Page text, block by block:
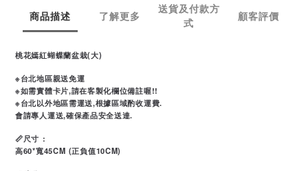
商品描述 了解更多
送貨及付款方
式
顧客評價
桃花嫣紅蝴蝶蘭盆栽(大)
※台北地區親送免運
※如需實體卡片,請在客製化欄位備註喔!!
※台北以外地區需運送,根據區域酌收運費.
會請專人運送,確保產品安全送達.
📏尺寸 :
高60*寬45CM (正負值10CM)